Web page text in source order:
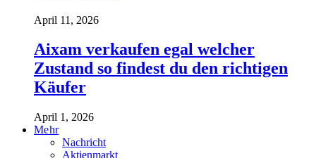
April 11, 2026
Aixam verkaufen egal welcher
Zustand so findest du den richtigen
Käufer
April 1, 2026
Mehr
Nachricht
Aktienmarkt